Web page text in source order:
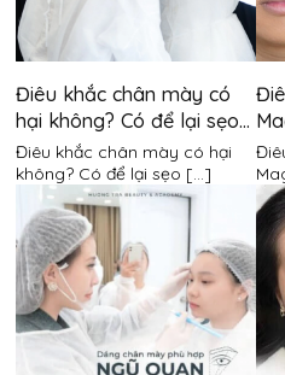
Điêu khắc chân mày có
hại không? Có để lại sẹo
không?
Điêu khắc chân mày có hại
không? Có để lại sẹo [...]